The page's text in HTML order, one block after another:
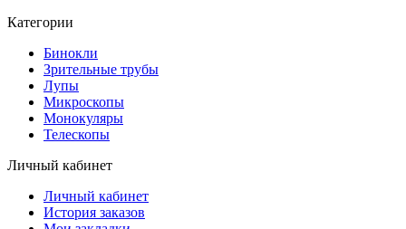
Категории
Бинокли
Зрительные трубы
Лупы
Микроскопы
Монокуляры
Телескопы
Личный кабинет
Личный кабинет
История заказов